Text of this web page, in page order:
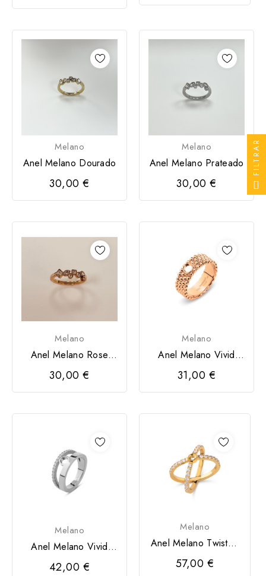
Melano
Anel Melano Dourado
30,00 €
Melano
Anel Melano Prateado
30,00 €
Melano
Anel Melano Rose
Gold
30,00 €
Melano
Anel Melano Vivid
Vima
31,00 €
Melano
Anel Melano Vivid
Valen
42,00 €
Melano
Anel Melano Twisted
Timmy
57,00 €
FILTRAR